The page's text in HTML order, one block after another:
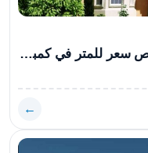
فيلا مساحة 320م مقدم 20% بأرخص سعر للمتر في كمبوند ليان
←